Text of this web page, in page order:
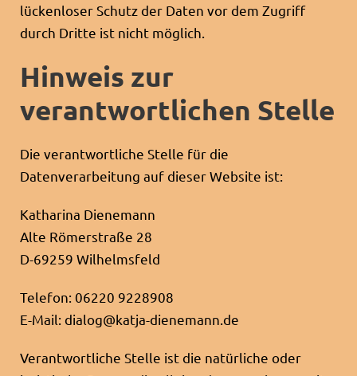
lückenloser Schutz der Daten vor dem Zugriff
durch Dritte ist nicht möglich.
Hinweis zur
verantwortlichen Stelle
Die verantwortliche Stelle für die
Datenverarbeitung auf dieser Website ist:
Katharina Dienemann
Alte Römerstraße 28
D-69259 Wilhelmsfeld
Telefon: 06220 9228908
E-Mail: dialog@katja-dienemann.de
Verantwortliche Stelle ist die natürliche oder